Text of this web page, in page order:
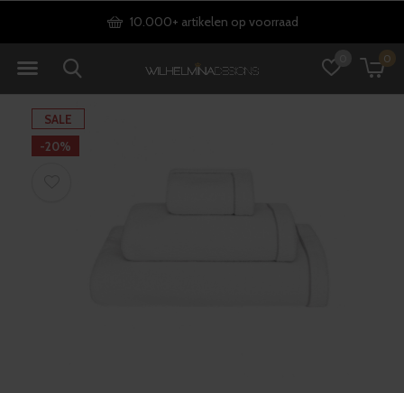
0
10.000+ artikelen op voorraad
SALE
-20%